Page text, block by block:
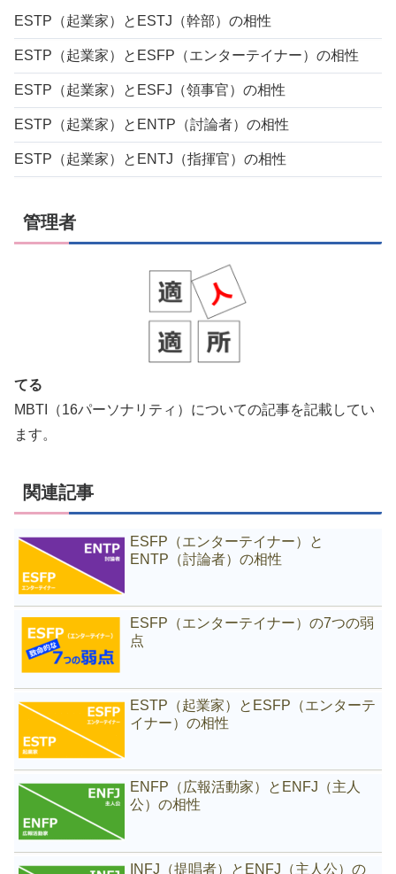
ESTP（起業家）とESTJ（幹部）の相性
ESTP（起業家）とESFP（エンターテイナー）の相性
ESTP（起業家）とESFJ（領事官）の相性
ESTP（起業家）とENTP（討論者）の相性
ESTP（起業家）とENTJ（指揮官）の相性
管理者
てる
MBTI（16パーソナリティ）についての記事を記載してい
ます。
関連記事
ESFP（エンターテイナー）と
ENTP（討論者）の相性
ESFP（エンターテイナー）の7つの弱
点
ESTP（起業家）とESFP（エンターテ
イナー）の相性
ENFP（広報活動家）とENFJ（主人
公）の相性
INFJ（提唱者）とENFJ（主人公）の